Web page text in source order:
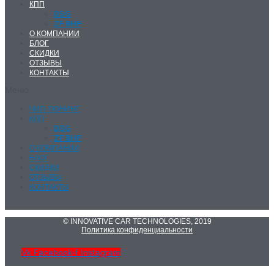
КПП
DSG
ZF 8HP
О КОМПАНИИ
БЛОГ
СКИДКИ
ОТЗЫВЫ
КОНТАКТЫ
ЧИП-ТЮНИНГ
КПП
DSG
ZF 8HP
О КОМПАНИИ
БЛОГ
СКИДКИ
ОТЗЫВЫ
КОНТАКТЫ
© INNOVATIVE CAR TECHNOLOGIES, 2019
Политика конфиденциальности
Vk Facebook-f Instagram